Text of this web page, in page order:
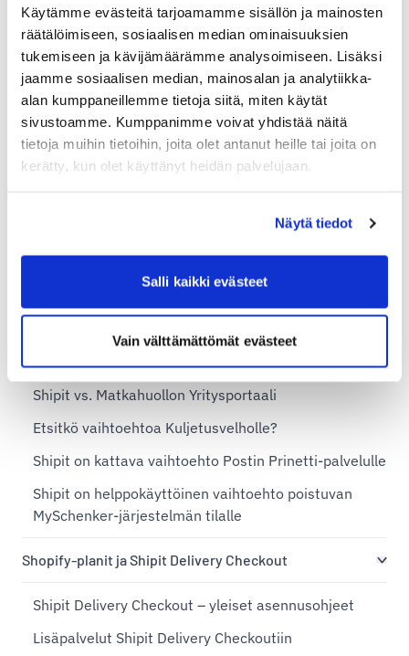
Käytämme evästeitä tarjoamamme sisällön ja mainosten
räätälöimiseen, sosiaalisen median ominaisuuksien
tukemiseen ja kävijämäärämme analysoimiseen. Lisäksi
jaamme sosiaalisen median, mainosalan ja analytiikka-
alan kumppaneillemme tietoja siitä, miten käytät
sivustoamme. Kumppanimme voivat yhdistää näitä
tietoja muihin tietoihin, joita olet antanut heille tai joita on
kerätty, kun olet käyttänyt heidän palvelujaan.
Näytä tiedot
Salli kaikki evästeet
Vain välttämättömät evästeet
PrestaShop
Rehti Store
Shopify
Valmiskauppa
Vilkas Now ja Suite
Vaihtoehto nykyiselle lähetysjärjestelmällesi
Etsitkö vaihtoehtoa nShiftille?
Shipit vs. OmaPosti Pro — kumpi ratkaisu sopii
Shipit vs. SmartShip
Shipit vs. Matkahuollon Yritysportaali
Etsitkö vaihtoehtoa Kuljetusvelholle?
Shipit on kattava vaihtoehto Postin Prinetti-palvelulle
Shipit on helppokäyttöinen vaihtoehto poistuvan
MySchenker-järjestelmän tilalle
Shopify-planit ja Shipit Delivery Checkout
Shipit Delivery Checkout – yleiset asennusohjeet
Lisäpalvelut Shipit Delivery Checkoutiin